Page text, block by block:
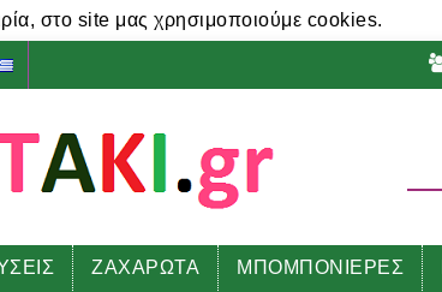
στο site μας χρησιμοποιούμε cookies.
ΖΑΧΑΡΩΤΑ ΜΠΟΜΠΟΝΙΕΡΕΣ